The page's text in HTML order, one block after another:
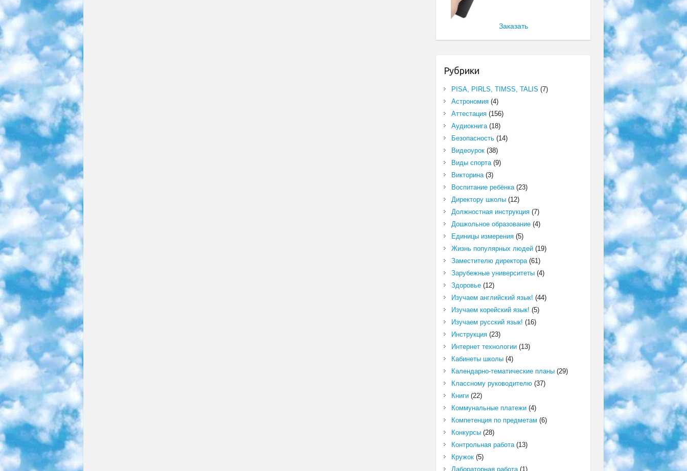
Заказать
Рубрики
PISA, PIRLS, TIMSS, TALIS (7)
Астрономия(4)
Аттестация(156)
Аудиокнига(18)
Безопасность(14)
Видеоурок(38)
Виды спорта(9)
Викторина(3)
Воспитание ребёнка(23)
Директору школы(12)
Должностная инструкция(7)
Дошкольное образование(4)
Единицы измерения(5)
Жизнь популярных людей(19)
Заместителю директора(61)
Зарубежные университеты(4)
Здоровье(12)
Изучаем английский язык! (44)
Изучаем корейский язык! (5)
Изучаем русский язык! (16)
Инструкция(23)
Интернет технологии(13)
Кабинеты школы(4)
Календарно-тематические планы(29)
Классному руководителю(37)
Книги(22)
Коммунальные платежи(4)
Компетенция по предметам (6)
Конкурсы(28)
Контрольная работа(13)
Кружок(5)
Лабораторная работа(1)